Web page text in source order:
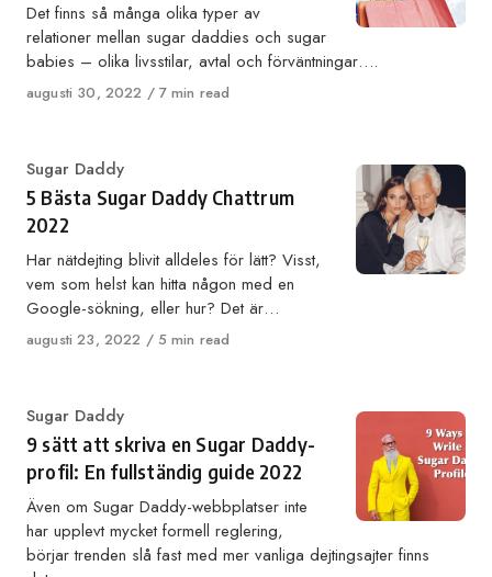
Det finns så många olika typer av
relationer mellan sugar daddies och sugar
babies – olika livsstilar, avtal och förväntningar….
Published
augusti 30, 2022 7 min read
Category
Sugar Daddy
5 Bästa Sugar Daddy Chattrum
2022
Har nätdejting blivit alldeles för lätt? Visst,
vem som helst kan hitta någon med en
Google-sökning, eller hur? Det är…
Published
augusti 23, 2022 5 min read
Category
Sugar Daddy
9 sätt att skriva en Sugar Daddy-
profil: En fullständig guide 2022
Även om Sugar Daddy-webbplatser inte
har upplevt mycket formell reglering,
börjar trenden slå fast med mer vanliga dejtingsajter finns